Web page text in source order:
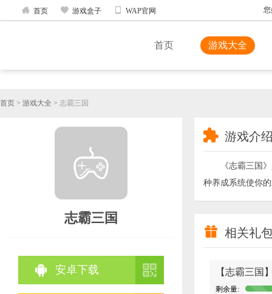
 首页  游戏盒子  WAP官网
首页 游戏大全
首页 > 游戏大全 > 志霸三国
志霸三国
 安卓下载 
 游戏介
《志霸三国
种养成系统使你
 相关礼
【志霸三国
剩余量: